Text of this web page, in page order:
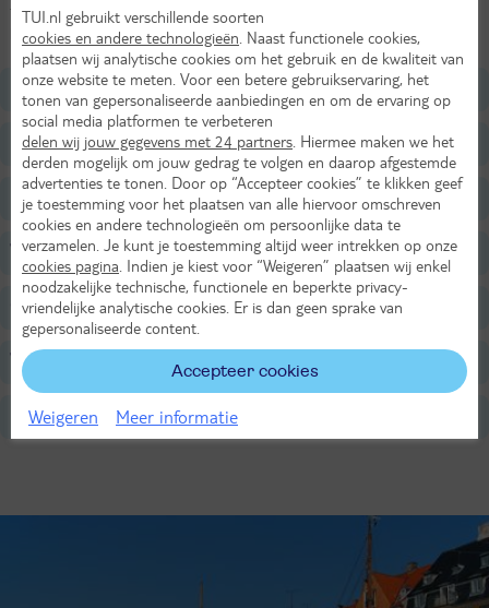
terrassen. Bij Hotel Astoria, BW Signature Collection combineer je
klassieke charme met een toplocatie in het hart van de stad.
Ligging
Faciliteiten
Restaurants/Bars
Voor de kinderen
Overige informatie
Verzorging
Belangrijke informatie
TUI.nl gebruikt verschillende soorten
cookies en andere technologieën . Naast functionele cookies,
plaatsen wij analytische cookies om het gebruik en de kwaliteit van
onze website te meten. Voor een betere gebruikservaring, het
tonen van gepersonaliseerde aanbiedingen en om de ervaring op
social media platformen te verbeteren
delen wij jouw gegevens met 24 partners . Hiermee maken we het
derden mogelijk om jouw gedrag te volgen en daarop afgestemde
advertenties te tonen. Door op “Accepteer cookies” te klikken geef
je toestemming voor het plaatsen van alle hiervoor omschreven
cookies en andere technologieën om persoonlijke data te
verzamelen. Je kunt je toestemming altijd weer intrekken op onze
cookies pagina . Indien je kiest voor “Weigeren” plaatsen wij enkel
noodzakelijke technische, functionele en beperkte privacy-
vriendelijke analytische cookies. Er is dan geen sprake van
gepersonaliseerde content.
Accepteer cookies
Weigeren Meer informatie